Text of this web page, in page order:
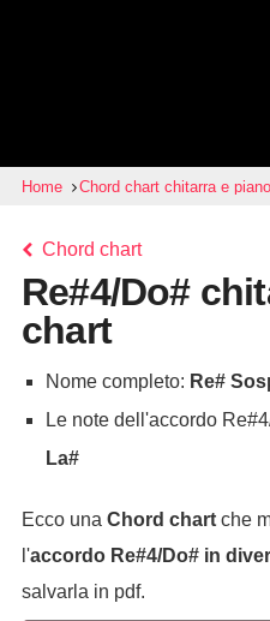
Home Chord chart chitarra e
Chord chart
Re#4/Do#
chart
Nome completo: Re#
Le note dell'accordo
La#
Ecco una Chord chartche
l'accordo Re#4/Do#in
salvarla in pdf.